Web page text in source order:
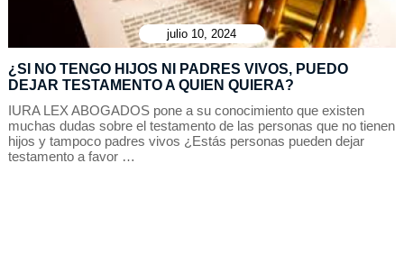
julio 10, 2024
¿SI NO TENGO HIJOS NI PADRES VIVOS, PUEDO
DEJAR TESTAMENTO A QUIEN QUIERA?
IURA LEX ABOGADOS pone a su conocimiento que existen
muchas dudas sobre el testamento de las personas que no tienen
hijos y tampoco padres vivos ¿Estás personas pueden dejar
testamento a favor …